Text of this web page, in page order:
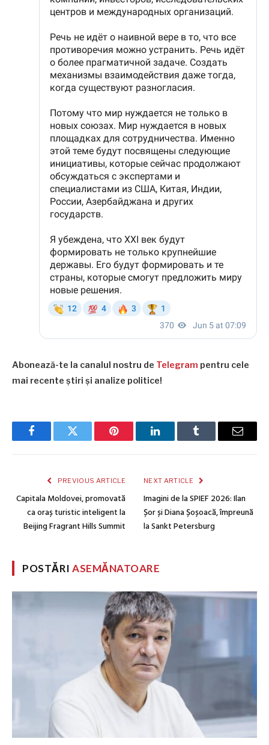
Abonează-te la canalul nostru de Telegram pentru cele
mai recente știri și analize politice!
FacebookTwitter Pinterest LinkedInTumblr Email
PREVIOUS ARTICLE
Capitala Moldovei, promovată
ca oraș turistic inteligent la
Beijing Fragrant Hills Summit
NEXT ARTICLE
Imagini de la SPIEF 2026: Ilan
Șor și Diana Șoșoacă, împreună
la Sankt Petersburg
POSTĂRIASEMĂNATOARE